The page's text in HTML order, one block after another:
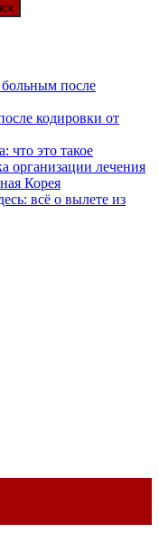
после
кодировки от
что это такое
организации лечения
Корея
всё о вылете из